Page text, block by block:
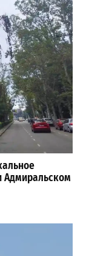
Адмиральском